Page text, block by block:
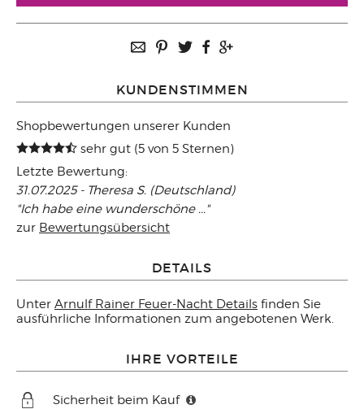
KUNDENSTIMMEN
Shopbewertungen unserer Kunden
sehr gut (5 von 5 Sternen)
Letzte Bewertung:
31.07.2025 - Theresa S. (Deutschland)
"Ich habe eine wunderschöne ..."
zur Bewertungsübersicht
DETAILS
Unter Arnulf Rainer Feuer-Nacht Details finden Sie
ausführliche Informationen zum angebotenen Werk.
IHRE VORTEILE
Sicherheit beim Kauf